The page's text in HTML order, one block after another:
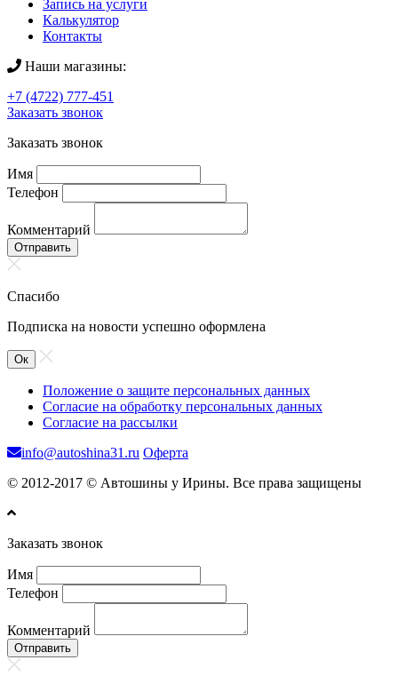
Запись на услуги
Калькулятор
Контакты
Наши магазины:
+7 (4722) 777-451
Заказать звонок
Заказать звонок
Имя
Телефон
Комментарий
Отправить
Спасибо
Подписка на новости успешно оформлена
Ок
Положение о защите персональных данных
Согласие на обработку персональных данных
Согласие на рассылки
info@autoshina31.ru Оферта
© 2012-2017 © Автошины у Ирины. Все права защищены
Заказать звонок
Имя
Телефон
Комментарий
Отправить